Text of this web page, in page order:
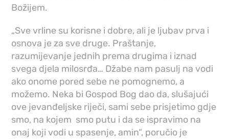
Božijem.
„Sve vrline su korisne i dobre, ali je ljubav prva i
osnova je za sve druge. Praštanje,
razumijevanje jednih prema drugima i iznad
svega djela milosrđa… Džabe nam pasulj na vodi
ako onome pored sebe ne pomognemo, a
možemo. Neka bi Gospod Bog dao da, slušajući
ove jevanđeljske riječi, sami sebe prisjetimo gdje
smo, na kojem smo putu i da se ispravimo na
onaj koji vodi u spasenje, amin“, poručio je